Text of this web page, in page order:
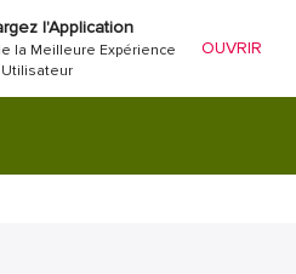
l'Application
la Meilleure Expérience
Utilisateur
OUVRIR